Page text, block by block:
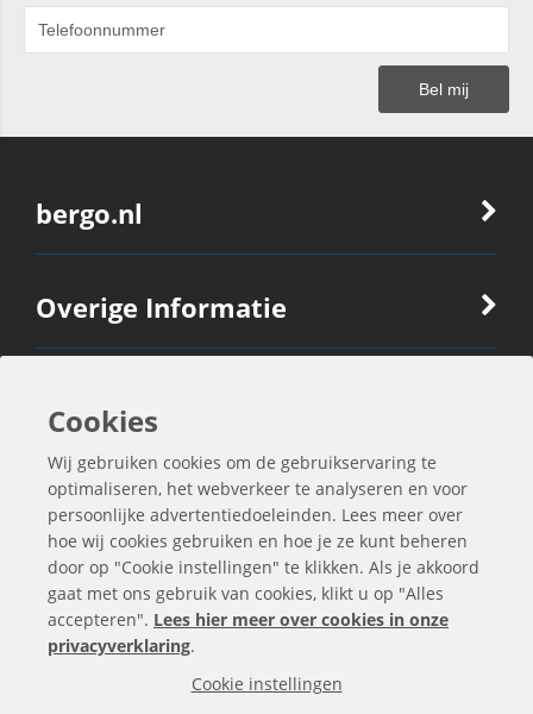
bergo.nl
Overige Informatie
Ook Interessant
Contactgegevens
Cookies
Wij gebruiken cookies om de gebruikservaring te
optimaliseren, het webverkeer te analyseren en voor
persoonlijke advertentiedoeleinden. Lees meer over
hoe wij cookies gebruiken en hoe je ze kunt beheren
door op "Cookie instellingen" te klikken. Als je akkoord
gaat met ons gebruik van cookies, klikt u op "Alles
accepteren". Lees hier meer over cookies in onze
privacyverklaring.
Cookie instellingen